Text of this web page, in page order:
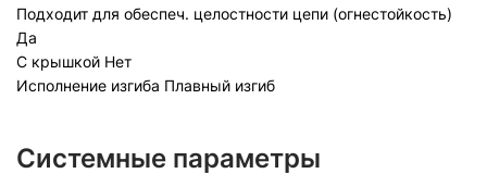
Подходит для обеспеч. целостности цепи (огнестойкость)
Да
С крышкой Нет
Исполнение изгиба Плавный изгиб
Системные параметры